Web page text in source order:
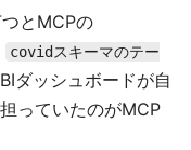
とMCPの
covidスキーマのテー
ダッシュボードが自
っていたのがMCP